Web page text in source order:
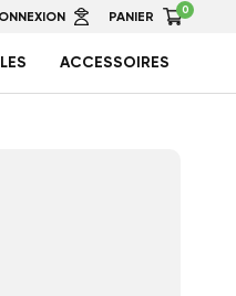
PANIER 0
ACCESSOIRES